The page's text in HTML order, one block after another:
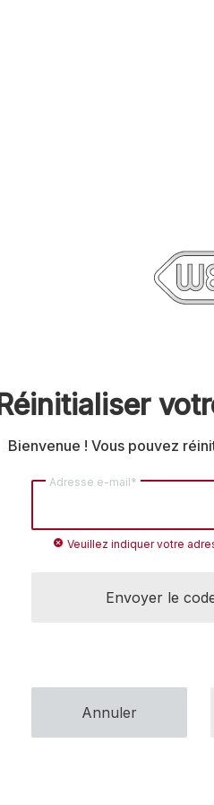
Réinitialiser
Bienvenue ! Vous pouvez
Adresse e-mail*
cancel Veuillez indiquer votre
Envoyer le
Annuler